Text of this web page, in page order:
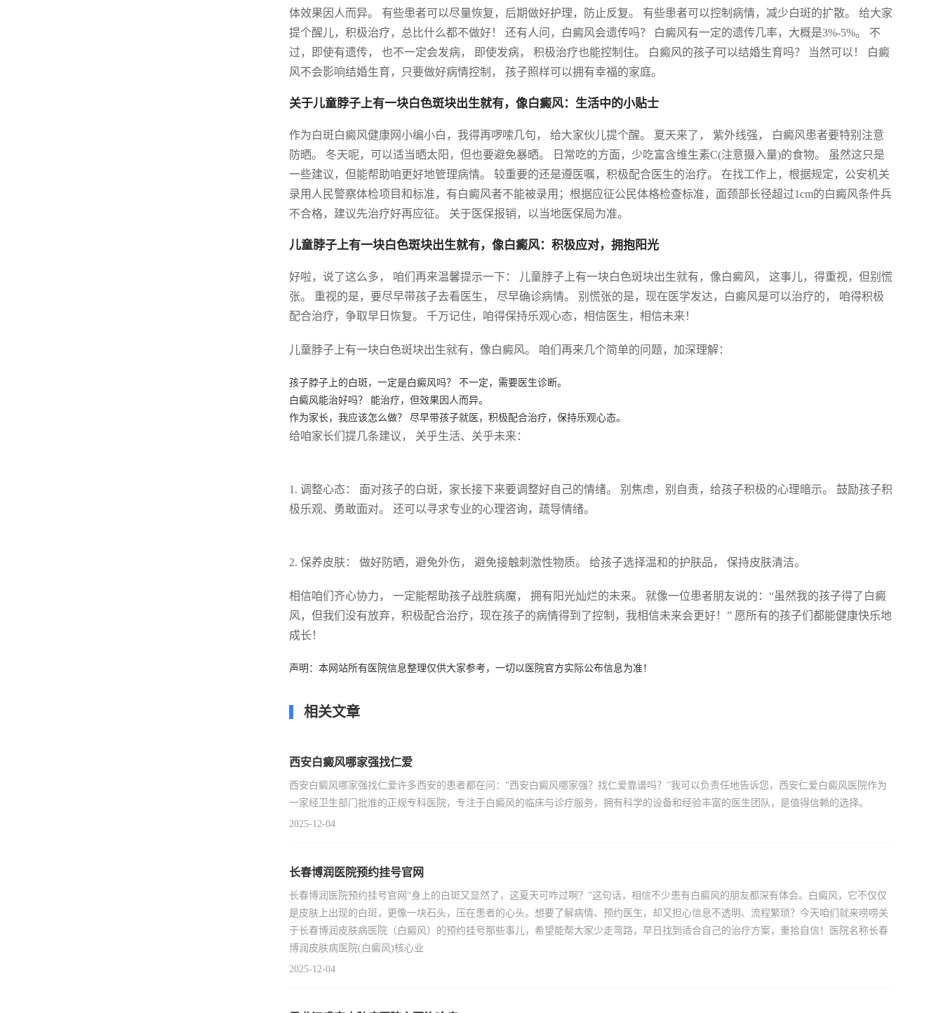
体效果因人而异。 有些患者可以尽量恢复，后期做好护理，防止反复。 有些患者可以控制病情，减少白斑的扩散。 给大家
提个醒儿，积极治疗，总比什么都不做好！ 还有人问，白癜风会遗传吗？ 白癜风有一定的遗传几率，大概是3%-5%。 不
过，即使有遗传， 也不一定会发病， 即使发病， 积极治疗也能控制住。 白癜风的孩子可以结婚生育吗？ 当然可以！ 白癜
风不会影响结婚生育，只要做好病情控制， 孩子照样可以拥有幸福的家庭。
关于儿童脖子上有一块白色斑块出生就有，像白癜风：生活中的小贴士
作为白斑白癜风健康网小编小白，我得再啰嗦几句， 给大家伙儿提个醒。 夏天来了， 紫外线强， 白癜风患者要特别注意
防晒。 冬天呢，可以适当晒太阳，但也要避免暴晒。 日常吃的方面，少吃富含维生素C(注意摄入量)的食物。 虽然这只是
一些建议，但能帮助咱更好地管理病情。 较重要的还是遵医嘱，积极配合医生的治疗。 在找工作上，根据规定，公安机关
录用人民警察体检项目和标准，有白癜风者不能被录用；根据应征公民体格检查标准，面颈部长径超过1cm的白癜风条件兵
不合格，建议先治疗好再应征。 关于医保报销，以当地医保局为准。
儿童脖子上有一块白色斑块出生就有，像白癜风：积极应对，拥抱阳光
好啦，说了这么多， 咱们再来温馨提示一下： 儿童脖子上有一块白色斑块出生就有，像白癜风， 这事儿，得重视，但别慌
张。 重视的是，要尽早带孩子去看医生， 尽早确诊病情。 别慌张的是，现在医学发达，白癜风是可以治疗的， 咱得积极
配合治疗，争取早日恢复。 千万记住，咱得保持乐观心态，相信医生，相信未来！
儿童脖子上有一块白色斑块出生就有，像白癜风。 咱们再来几个简单的问题，加深理解：
孩子脖子上的白斑，一定是白癜风吗？ 不一定，需要医生诊断。
白癜风能治好吗？ 能治疗，但效果因人而异。
作为家长，我应该怎么做？ 尽早带孩子就医，积极配合治疗，保持乐观心态。
给咱家长们提几条建议， 关乎生活、关乎未来：
1. 调整心态： 面对孩子的白斑，家长接下来要调整好自己的情绪。 别焦虑，别自责，给孩子积极的心理暗示。 鼓励孩子积
极乐观、勇敢面对。 还可以寻求专业的心理咨询，疏导情绪。
2. 保养皮肤： 做好防晒，避免外伤， 避免接触刺激性物质。 给孩子选择温和的护肤品， 保持皮肤清洁。
相信咱们齐心协力， 一定能帮助孩子战胜病魔， 拥有阳光灿烂的未来。 就像一位患者朋友说的：“虽然我的孩子得了白癜
风，但我们没有放弃，积极配合治疗，现在孩子的病情得到了控制，我相信未来会更好！” 愿所有的孩子们都能健康快乐地
成长！
声明：本网站所有医院信息整理仅供大家参考，一切以医院官方实际公布信息为准！
相关文章
西安白癜风哪家强找仁爱
西安白癜风哪家强找仁爱许多西安的患者都在问：“西安白癜风哪家强？找仁爱靠谱吗？”我可以负责任地告诉您，西安仁爱白癜风医院作为
一家经卫生部门批准的正规专科医院，专注于白癜风的临床与诊疗服务，拥有科学的设备和经验丰富的医生团队，是值得信赖的选择。
2025-12-04
长春博润医院预约挂号官网
长春博润医院预约挂号官网“身上的白斑又显然了，这夏天可咋过啊？”这句话，相信不少患有白癜风的朋友都深有体会。白癜风，它不仅仅
是皮肤上出现的白斑，更像一块石头，压在患者的心头。想要了解病情、预约医生，却又担心信息不透明、流程繁琐？今天咱们就来唠唠关
于长春博润皮肤病医院（白癜风）的预约挂号那些事儿，希望能帮大家少走弯路，早日找到适合自己的治疗方案，重拾自信！医院名称长春
博润皮肤病医院(白癜风)核心业
2025-12-04